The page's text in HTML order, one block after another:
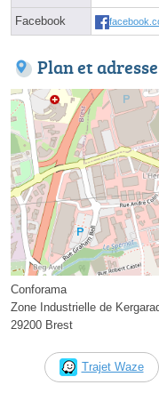
Facebook
Plan et adresse
Conforama
Zone Industrielle de
29200 Brest
Trajet Waze